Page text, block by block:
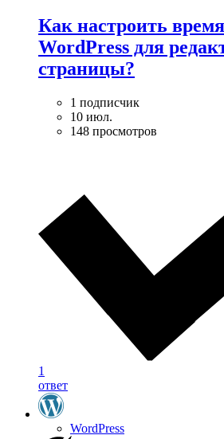
Как настроить
WordPress для
страницы?
1 подписчик
10 июл.
148 просмотров
1
ответ
WordPress